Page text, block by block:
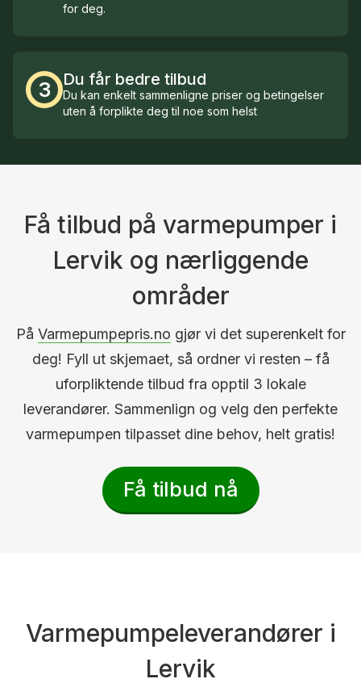
for deg.
3 Du får bedre tilbud
Du kan enkelt sammenligne priser og betingelser
uten å forplikte deg til noe som helst
Få tilbud på varmepumper i
Lervik og nærliggende
områder
På Varmepumpepris.no gjør vi det superenkelt for
deg! Fyll ut skjemaet, så ordner vi resten – få
uforpliktende tilbud fra opptil 3 lokale
leverandører. Sammenlign og velg den perfekte
varmepumpen tilpasset dine behov, helt gratis!
Få tilbud nå
Varmepumpeleverandører i
Lervik